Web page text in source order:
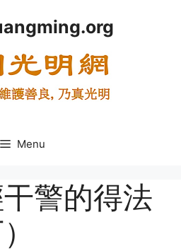
Menu
警的得法